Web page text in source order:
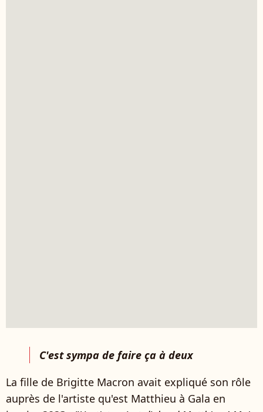
C'est sympa de faire ça à deux
La fille de Brigitte Macron avait expliqué son rôle
auprès de l'artiste qu'est Matthieu à Gala en